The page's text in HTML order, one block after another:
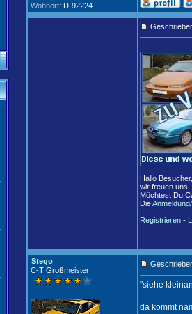
Wohnort: D-92224
Hallo Besucher,
wir freuen
Möchtest Du
Die
Registrieren -
Stego
C-T Großmeister
"siehe
da kommt